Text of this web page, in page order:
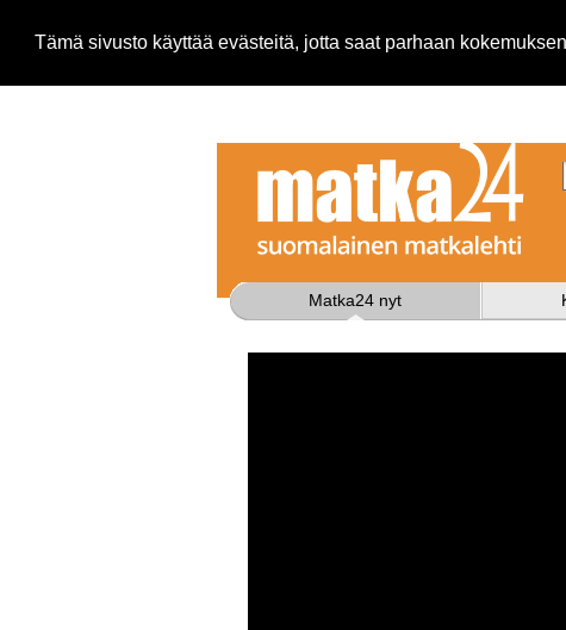
Tämä sivusto käyttää evästeitä, jotta saat parhaan
Matka24 nyt